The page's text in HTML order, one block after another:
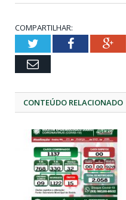
COMPARTILHAR:
TwitterFacebook
Email
CONTEÚDO RELACIONADO